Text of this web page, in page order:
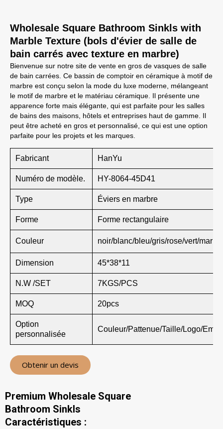
Wholesale Square Bathroom Sinkls with
Marble Texture (bols d'évier de salle de
bain carrés avec texture en marbre)
Bienvenue sur notre site de vente en gros de vasques de salle
de bain carrées. Ce bassin de comptoir en céramique à motif de
marbre est conçu selon la mode du luxe moderne, mélangeant
le motif de marbre et le matériau céramique. Il présente une
apparence forte mais élégante, qui est parfaite pour les salles
de bains des maisons, hôtels et entreprises haut de gamme. Il
peut être acheté en gros et personnalisé, ce qui est une option
parfaite pour les projets et les marques.
Fabricant HanYu
Numéro de modèle. HY-8064-45D41
Type Éviers en marbre
Forme Forme rectangulaire
Couleur noir/blanc/bleu/gris/rose/vert/
Dimension 45*38*11
N.W /SET 7KGS/PCS
MOQ 20pcs
Option
personnalisée
Couleur/Pattenue/Taille/Logo/
Obtenir un devis
Premium Wholesale Square
Bathroom Sinkls
Caractéristiques :